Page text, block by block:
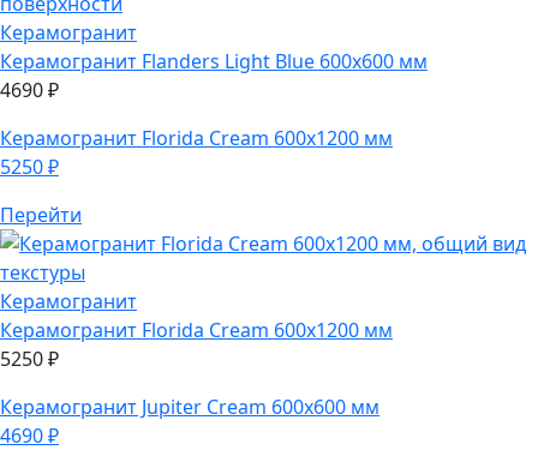
Керамогранит
Керамогранит Flanders Light Blue 600х600 мм
4690₽
Керамогранит Florida Cream 600х1200 мм
5250₽
Перейти
Керамогранит
Керамогранит Florida Cream 600х1200 мм
5250₽
Керамогранит Jupiter Cream 600х600 мм
4690₽